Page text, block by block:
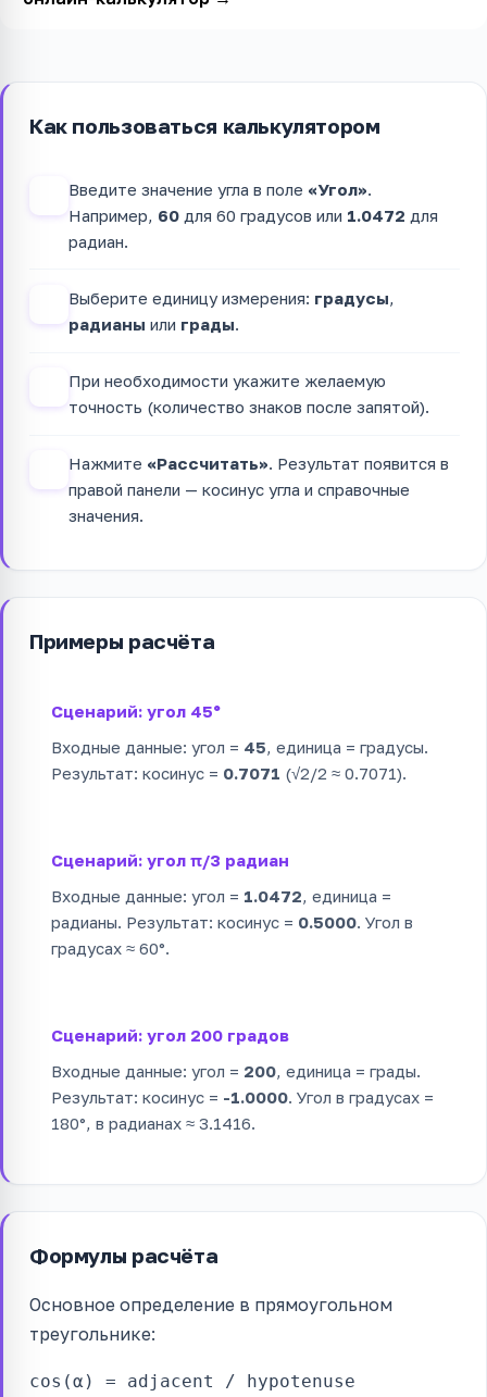
Как пользоваться калькулятором
Введите значение угла в поле «Угол».
Например, 60 для 60 градусов или 1.0472 для
радиан.
Выберите единицу измерения: градусы,
радианы или грады.
При необходимости укажите желаемую
точность (количество знаков после запятой).
Нажмите «Рассчитать». Результат появится в
правой панели — косинус угла и справочные
значения.
Примеры расчёта
Сценарий: угол 45°
Входные данные: угол = 45, единица = градусы.
Результат: косинус = 0.7071 (√2/2 ≈ 0.7071).
Сценарий: угол π/3 радиан
Входные данные: угол = 1.0472, единица =
радианы. Результат: косинус = 0.5000. Угол в
градусах ≈ 60°.
Сценарий: угол 200 градов
Входные данные: угол = 200, единица = грады.
Результат: косинус = -1.0000. Угол в градусах =
180°, в радианах ≈ 3.1416.
Формулы расчёта
Основное определение в прямоугольном
треугольнике:
cos(α) = adjacent / hypotenuse